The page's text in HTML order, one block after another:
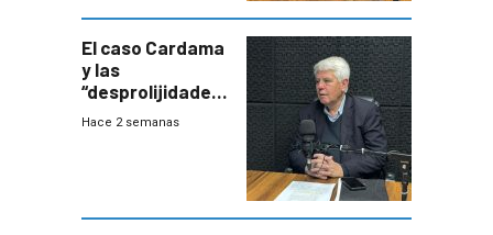
innovadora
El caso Cardama
y las
“desprolijidades”
que la
Hace 2 semanas